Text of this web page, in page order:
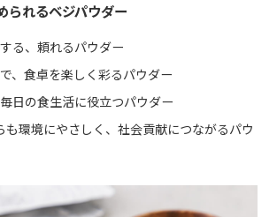
られるベジパウダー
る、頼れるパウダー
、食卓を楽しく彩るパウダー
日の食生活に役立つパウダー
も環境にやさしく、社会貢献につながるパウ